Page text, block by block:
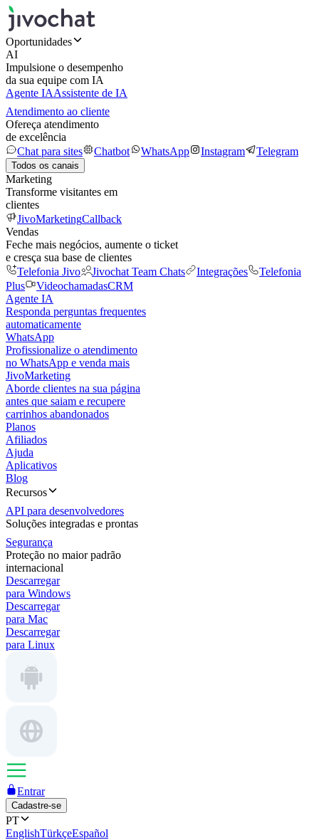
Oportunidades
AI
Impulsione o desempenho
da sua equipe com IA
Agente IAAssistente de IA
Atendimento ao cliente
Ofereça atendimento
de excelência
Chat para sites
Chatbot WhatsApp Instagram Telegram
Todos os canais
Marketing
Transforme visitantes em
clientes
JivoMarketingCallback
Vendas
Feche mais negócios, aumente o ticket
e cresça sua base de clientes
Telefonia Jivo
Jivochat Team Chats Integrações
Telefonia
Plus
VideochamadasCRM
Agente IA
Responda perguntas frequentes
automaticamente
WhatsApp
Profissionalize o atendimento
no WhatsApp e venda mais
JivoMarketing
Aborde clientes na sua página
antes que saiam e recupere
carrinhos abandonados
Planos
Afiliados
Ajuda
Aplicativos
Blog
Recursos
API para desenvolvedores
Soluções integradas e prontas
Segurança
Proteção no maior padrão
internacional
Descarregar
para Windows
Descarregar
para Mac
Descarregar
para Linux
Entrar
Cadastre-se
PT
EnglishTürkçeEspañol